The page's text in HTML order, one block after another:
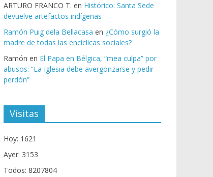
ARTURO FRANCO T. en Histórico: Santa Sede
devuelve artefactos indígenas
Ramón Puig dela Bellacasa en ¿Cómo surgió la
madre de todas las encíclicas sociales?
Ramón en El Papa en Bélgica, “mea culpa” por
abusos: “La Iglesia debe avergonzarse y pedir
perdón”
Visitas
Hoy: 1621
Ayer: 3153
Todos: 8207804